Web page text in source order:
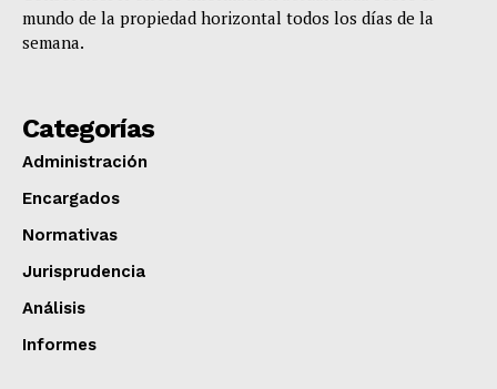
mundo de la propiedad horizontal todos los días de la
semana.
Categorías
Administración
Encargados
Normativas
Jurisprudencia
Análisis
Informes